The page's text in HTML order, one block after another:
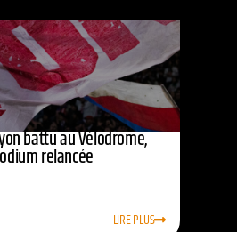
battu au Vélodrome,
relancée
LIRE PLUS